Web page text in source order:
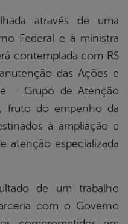
através de uma
Federal e à ministra
contemplada com R$
das Ações e
– Grupo de Atenção
fruto do empenho da
à ampliação e
atenção especializada
de um trabalho
com o Governo